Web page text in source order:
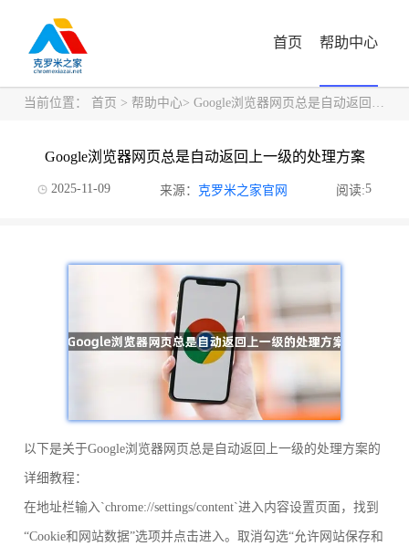
首页 帮助中心
当前位置： 首页 > 帮助中心> Google浏览器网页总是自动返回上一级的处理方案
Google浏览器网页总是自动返回上一级的处理方案
2025-11-09 来源： 克罗米之家官网 阅读:5
以下是关于Google浏览器网页总是自动返回上一级的处理方案的
详细教程：
在地址栏输入`chrome://settings/content`进入内容设置页面，找到
“Cookie和网站数据”选项并点击进入。取消勾选“允许网站保存和